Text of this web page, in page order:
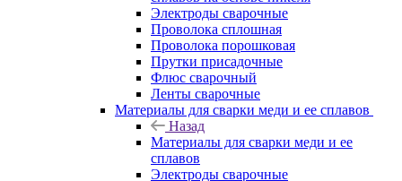
Электроды сварочные
Проволока сплошная
Проволока порошковая
Прутки присадочные
Флюс сварочный
Ленты сварочные
Материалы для сварки меди и ее сплавов
Назад
Материалы для сварки меди и ее
сплавов
Электроды сварочные